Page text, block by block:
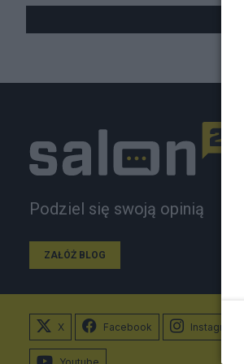
Podziel się swoją opinią
ZAŁÓŻ BLOG
X Facebook Instagram
Youtube